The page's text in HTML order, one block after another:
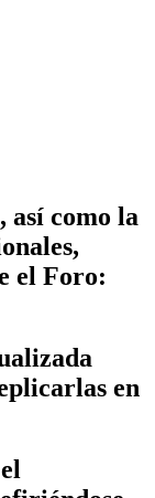
como la
,
el Foro:
en